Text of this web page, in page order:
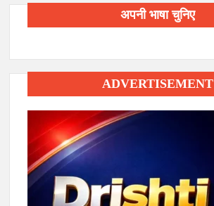
अपनी भाषा चुनिए
ADVERTISEMENT